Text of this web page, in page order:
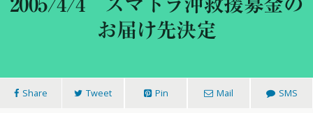
2005/4/4 スマトラ沖救援募金の
お届け先決定
Share Tweet Pin Mail SMS